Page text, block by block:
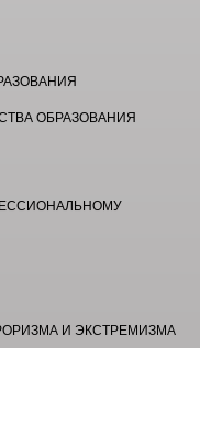
ОБРАЗОВАНИЯ
И ЭКСТРЕМИЗМА